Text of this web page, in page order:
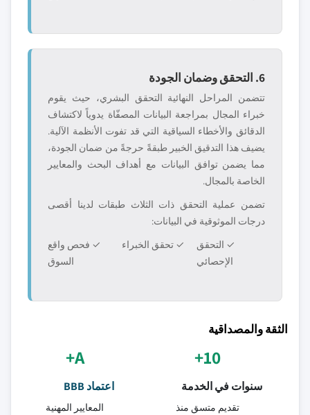
6. التحقق وضمان الجودة
تتضمن المراحل النهائية التحقق البشري، حيث يقوم
خبراء المجال بمراجعة البيانات المصفّاة يدوياً لاكتشاف
الدقائق والأخطاء السياقية التي قد تفوت الأنظمة الآلية.
يضيف هذا التدقيق الخبير طبقةً حرجةً من ضمان الجودة،
مما يضمن توافق البيانات مع أهداف البحث والمعايير
الخاصة بالمجال.
تضمن عملية التحقق ذات الثلاث طبقات لدينا أقصى
درجات الموثوقية في البيانات:
✓ التحقق
الإحصائي
✓ تحقق الخبراء
✓ فحص واقع
السوق
الثقة والمصداقية
10+
سنوات في الخدمة
تقديم متسق منذ
A+
اعتماد BBB
المعايير المهنية